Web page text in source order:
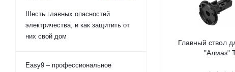
Главный ствол
"Алмаз"
Шесть главных опасностей
электричества, и как защитить от
них свой дом
Easy9 – профессиональное